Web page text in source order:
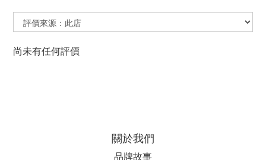
尚未有任何評價
關於我們
品牌故事